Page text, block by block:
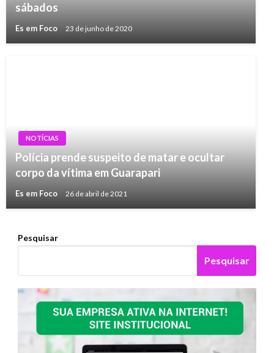
sábados
Es em Foco 23 de junho de 2020
NOTÍCIAS
Polícia prende suspeito de matar e ocultar
corpo da vítima em Guarapari
Es em Foco 26 de abril de 2021
Pesquisar
Pesquisar